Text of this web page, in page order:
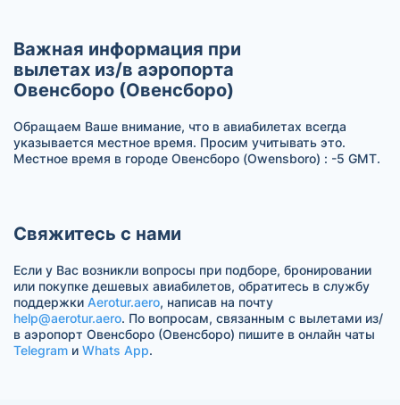
Важная информация при
вылетах из/в аэропорта
Овенсборо (Овенсборо)
Обращаем Ваше внимание, что в авиабилетах всегда
указывается местное время. Просим учитывать это.
Местное время в городе Овенсборо (Owensboro) : -5 GMT.
Свяжитесь с нами
Если у Вас возникли вопросы при подборе, бронировании
или покупке дешевых авиабилетов, обратитесь в службу
поддержки Aerotur.aero, написав на почту
help@aerotur.aero. По вопросам, связанным с вылетами из/
в аэропорт Овенсборо (Овенсборо) пишите в онлайн чаты
Telegram и Whats App.